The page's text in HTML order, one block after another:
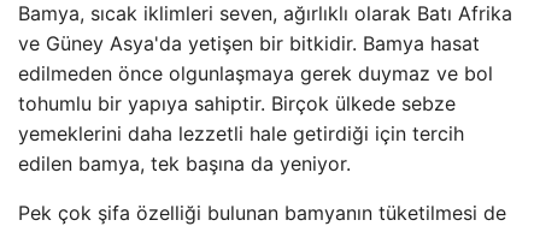
Bamya, sıcak iklimleri seven, ağırlıklı olarak Batı Afrika
ve Güney Asya'da yetişen bir bitkidir. Bamya hasat
edilmeden önce olgunlaşmaya gerek duymaz ve bol
tohumlu bir yapıya sahiptir. Birçok ülkede sebze
yemeklerini daha lezzetli hale getirdiği için tercih
edilen bamya, tek başına da yeniyor.
Pek çok şifa özelliği bulunan bamyanın tüketilmesi de